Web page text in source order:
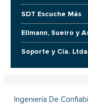
SDT Escuche Más
Ellmann, Sueiro y
Soporte y Cía.
Ingeniería De